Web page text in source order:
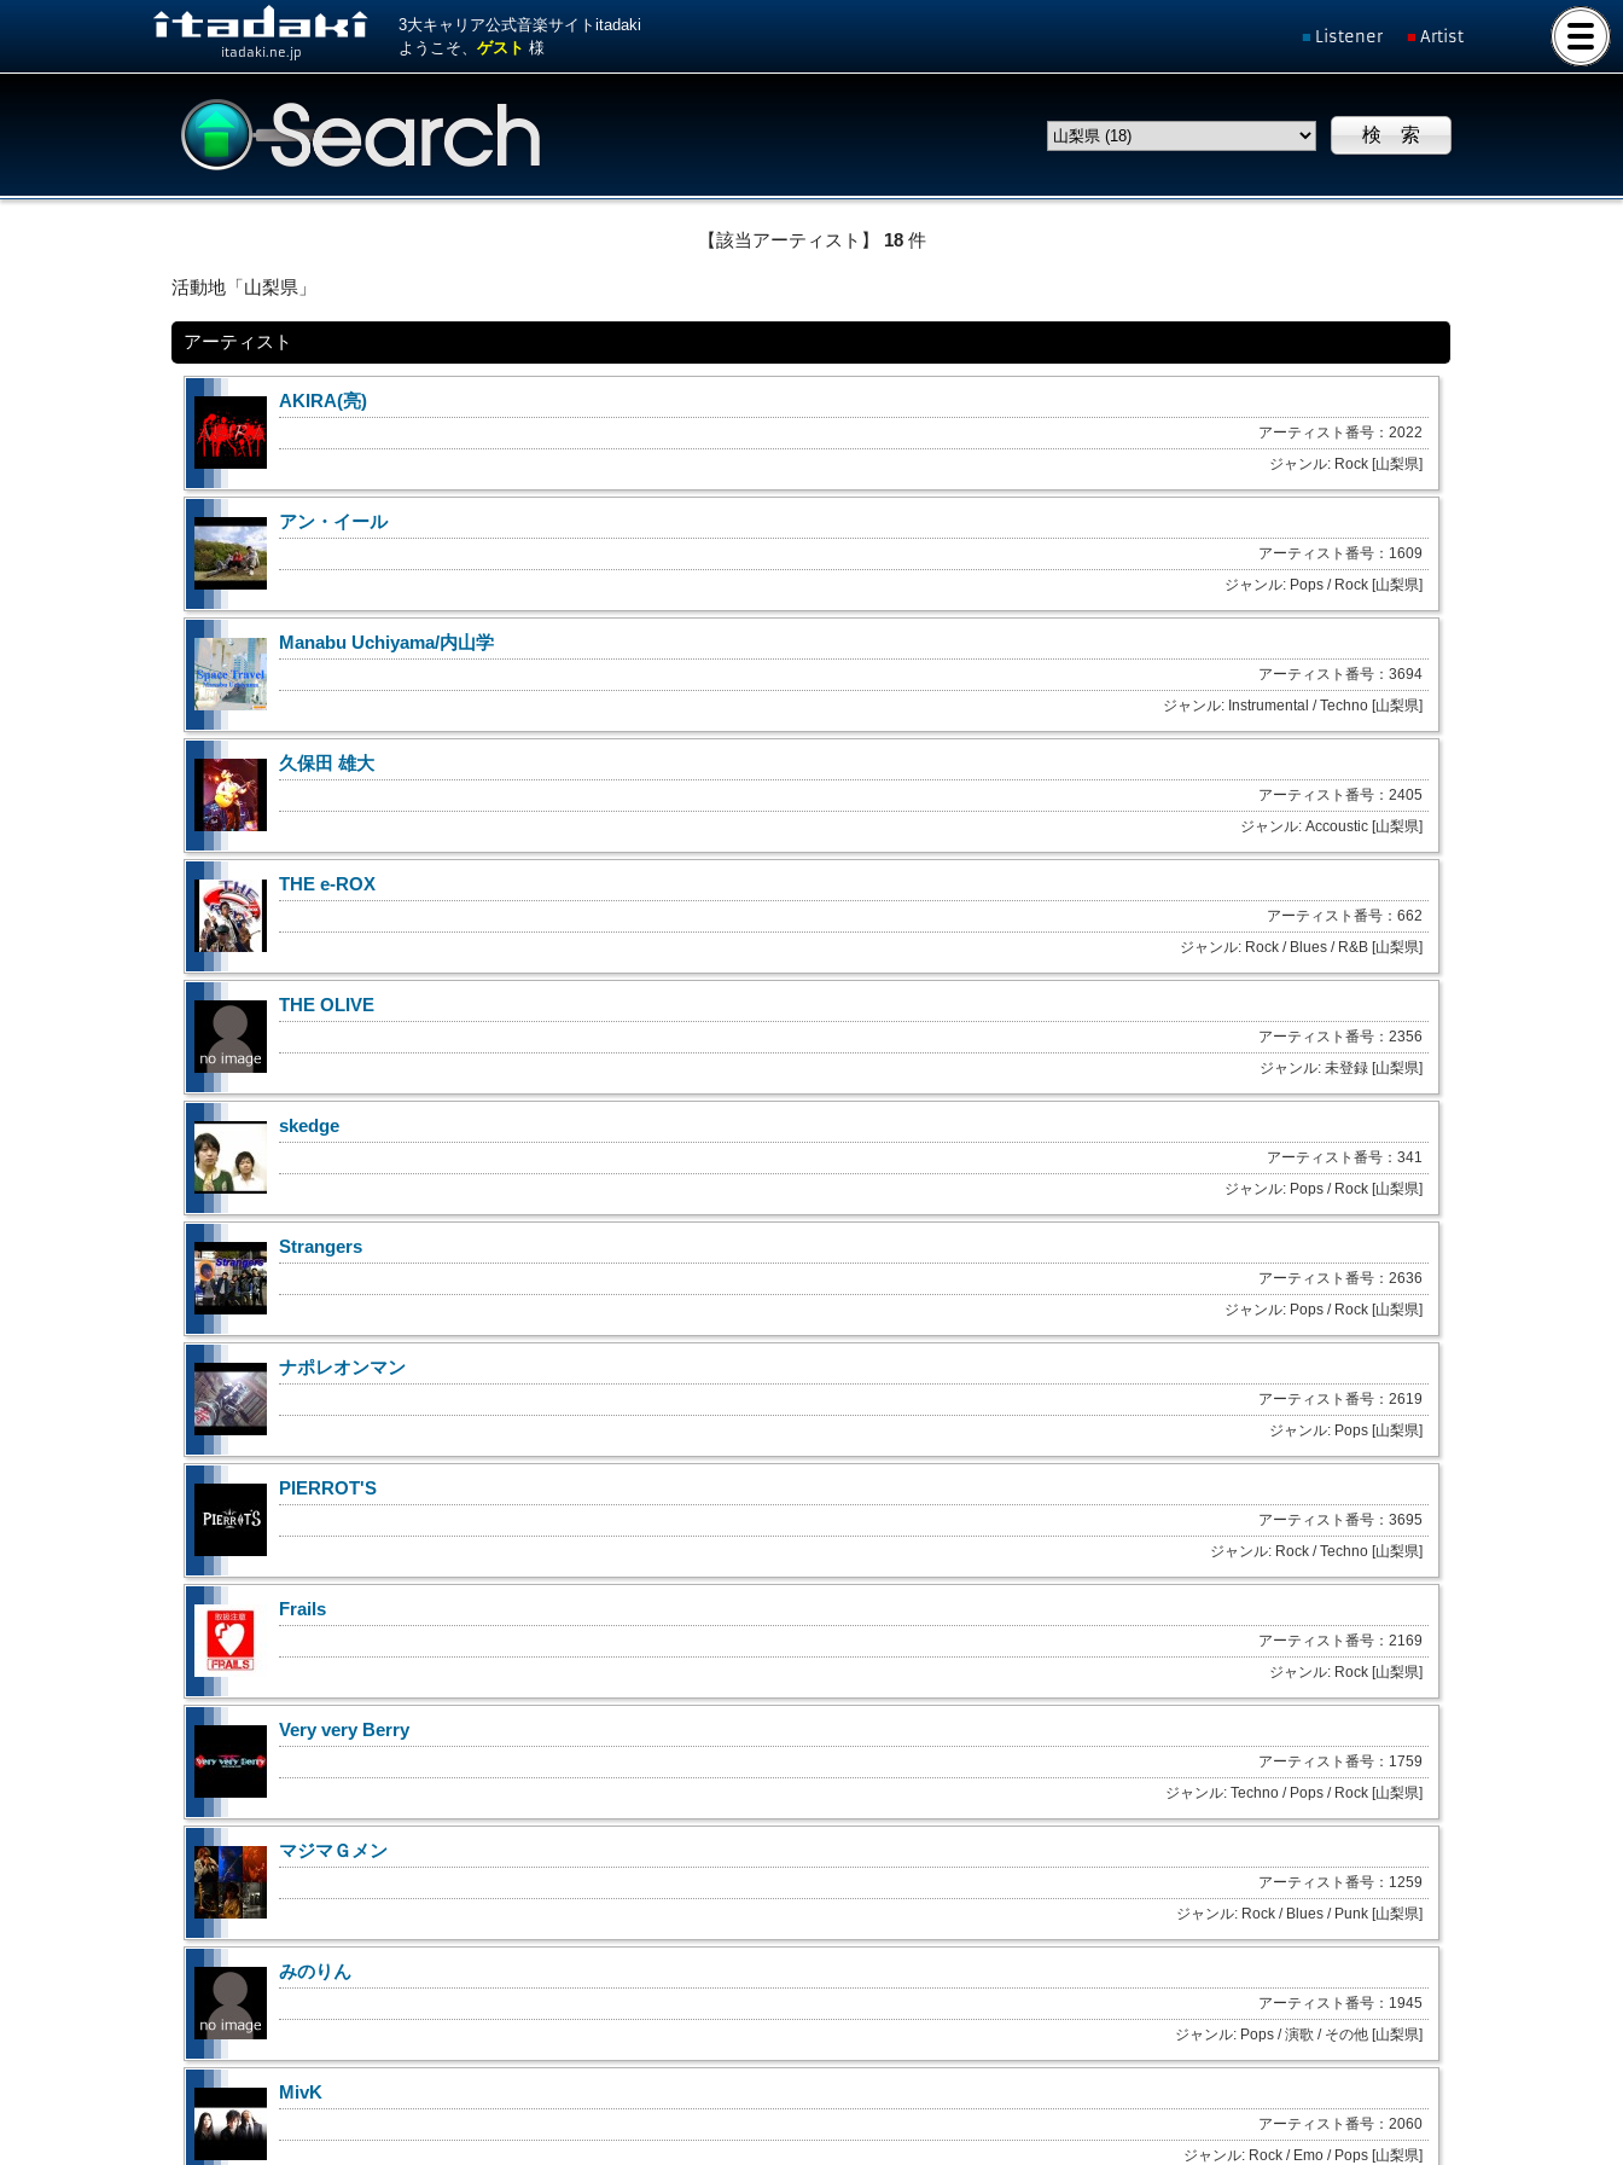
itadaki.ne.jp
3大キャリア公式音楽サイトitadaki
ようこそ、ゲスト 様
Listener Artist
【該当アーティスト】 18件
活動地「山梨県」
アーティスト
AKIRA(亮)
アーティスト番号：2022
ジャンル: Rock [山梨県]
アン・イール
アーティスト番号：1609
ジャンル: Pops / Rock [山梨県]
Manabu Uchiyama/内山学
アーティスト番号：3694
ジャンル: Instrumental / Techno [山梨県]
久保田 雄大
アーティスト番号：2405
ジャンル: Accoustic [山梨県]
THE e-ROX
アーティスト番号：662
ジャンル: Rock / Blues / R&B [山梨県]
THE OLIVE
アーティスト番号：2356
ジャンル: 未登録 [山梨県]
skedge
アーティスト番号：341
ジャンル: Pops / Rock [山梨県]
Strangers
アーティスト番号：2636
ジャンル: Pops / Rock [山梨県]
ナポレオンマン
アーティスト番号：2619
ジャンル: Pops [山梨県]
PIERROT'S
アーティスト番号：3695
ジャンル: Rock / Techno [山梨県]
Frails
アーティスト番号：2169
ジャンル: Rock [山梨県]
Very very Berry
アーティスト番号：1759
ジャンル: Techno / Pops / Rock [山梨県]
マジマＧメン
アーティスト番号：1259
ジャンル: Rock / Blues / Punk [山梨県]
みのりん
アーティスト番号：1945
ジャンル: Pops / 演歌 / その他 [山梨県]
MivK
アーティスト番号：2060
ジャンル: Rock / Emo / Pops [山梨県]